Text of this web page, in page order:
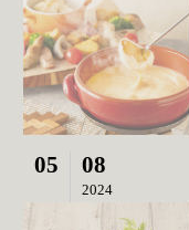
05 08
2024